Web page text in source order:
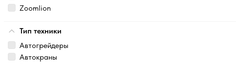
Zoomlion
Тип техники
Автогрейдеры
Автокраны